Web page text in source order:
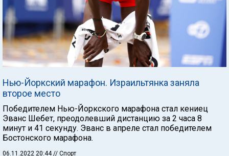
Нью-Йоркский марафон. Израильтянка заняла
второе место
Победителем Нью-Йоркского марафона стал кениец
Эванс Шебет, преодолевший дистанцию за 2 часа 8
минут и 41 секунду. Эванс в апреле стал победителем
Бостонского марафона.
06.11.2022 20:44 // Спорт